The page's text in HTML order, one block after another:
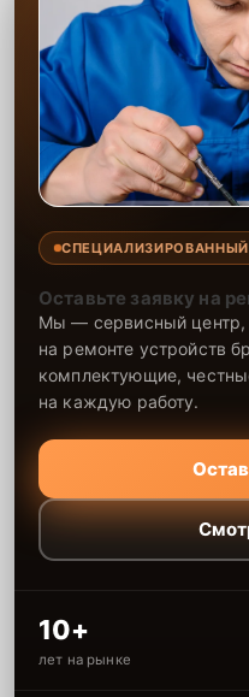
СПЕЦИАЛИЗИРОВАННЫЙ
Оставьте заявку на
Мы — сервисный центр,
на ремонте устройств
комплектующие,
на каждую работу.
10+
лет на рынке